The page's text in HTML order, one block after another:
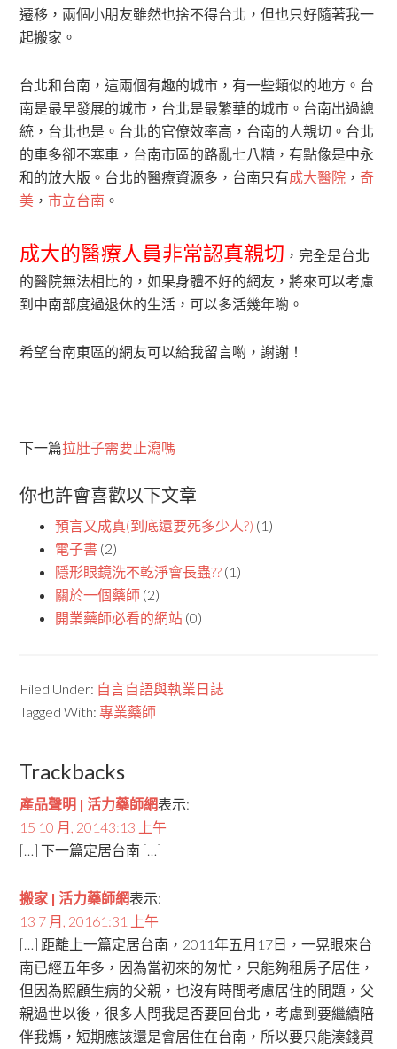
遷移，兩個小朋友雖然也捨不得台北，但也只好隨著我一
起搬家。
台北和台南，這兩個有趣的城市，有一些類似的地方。台
南是最早發展的城市，台北是最繁華的城市。台南出過總
統，台北也是。台北的官僚效率高，台南的人親切。台北
的車多卻不塞車，台南市區的路亂七八糟，有點像是中永
和的放大版。台北的醫療資源多，台南只有成大醫院 ，奇
美 ，市立台南 。
成大的醫療人員非常認真親切 ，完全是台北
的醫院無法相比的，如果身體不好的網友，將來可以考慮
到中南部度過退休的生活，可以多活幾年喲。
希望台南東區的網友可以給我留言喲，謝謝！
下一篇拉肚子需要止瀉嗎
你也許會喜歡以下文章
預言又成真(到底還要死多少人?) (1)
電子書 (2)
隱形眼鏡洗不乾淨會長蟲?? (1)
關於一個藥師 (2)
開業藥師必看的網站 (0)
Filed Under: 自言自語與執業日誌
Tagged With:專業藥師
Trackbacks
產品聲明 | 活力藥師網表示:
15 10 月, 20143:13 上午
[…] 下一篇定居台南 […]
搬家 | 活力藥師網表示:
13 7 月, 20161:31 上午
[…] 距離上一篇定居台南，2011年五月17日，一晃眼來台
南已經五年多，因為當初來的匆忙，只能夠租房子居住，
但因為照顧生病的父親，也沒有時間考慮居住的問題，父
親過世以後，很多人問我是否要回台北，考慮到要繼續陪
伴我媽，短期應該還是會居住在台南，所以要只能湊錢買